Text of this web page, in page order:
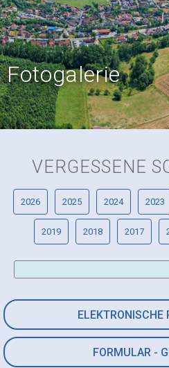
Fotogalerie
ELEKTRONISCHE
FORMULAR -
VERGESSENE
2026 2025 2024 2023
2019 2018 2017